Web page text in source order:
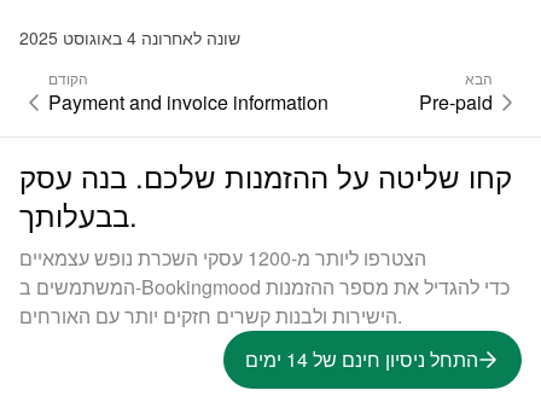
שונה לאחרונה 4 באוגוסט 2025
הקודם
Payment and invoice information
הבא
Pre-paid
קחו שליטה על ההזמנות שלכם. בנה עסק
בבעלותך.
הצטרפו ליותר מ-1200 עסקי השכרת נופש עצמאיים
המשתמשים ב-Bookingmood כדי להגדיל את מספר ההזמנות
הישירות ולבנות קשרים חזקים יותר עם האורחים.
התחל ניסיון חינם של 14 ימים